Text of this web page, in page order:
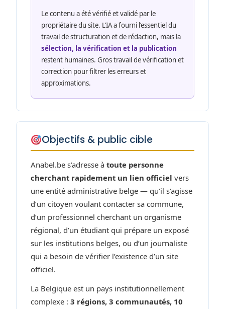
Le contenu a été vérifié et validé par le
propriétaire du site. L’IA a fourni l’essentiel du
travail de structuration et de rédaction, mais la
sélection, la vérification et la publication
restent humaines. Gros travail de vérification et
correction pour filtrer les erreurs et
approximations.
Objectifs & public cible
Anabel.be s’adresse à toute personne
cherchant rapidement un lien officiel vers
une entité administrative belge — qu’il s’agisse
d’un citoyen voulant contacter sa commune,
d’un professionnel cherchant un organisme
régional, d’un étudiant qui prépare un exposé
sur les institutions belges, ou d’un journaliste
qui a besoin de vérifier l’existence d’un site
officiel.
La Belgique est un pays institutionnellement
complexe : 3 régions, 3 communautés, 10